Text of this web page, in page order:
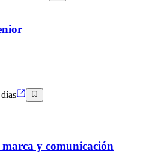
y comunicación